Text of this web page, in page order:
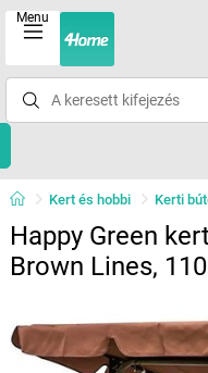
Menu
Kert és hobbi Kerti
Happy Green
Brown Lines,